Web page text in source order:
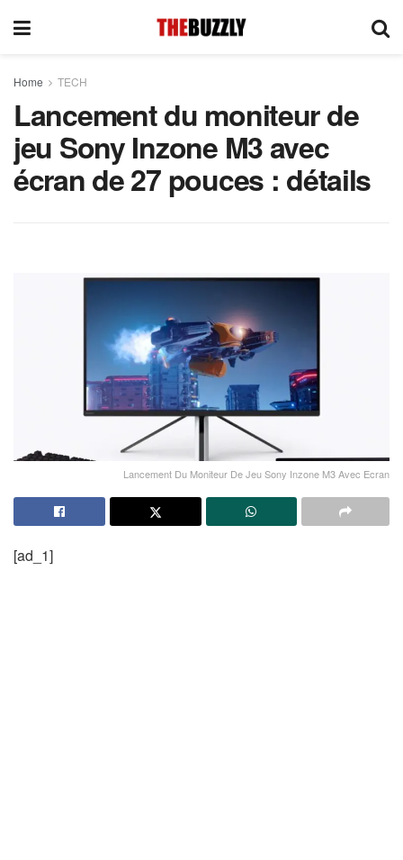
Home TECH
Lancement du moniteur de
jeu Sony Inzone M3 avec
écran de 27 pouces : détails
Lancement Du Moniteur De Jeu Sony Inzone M3 Avec Ecran
[ad_1]